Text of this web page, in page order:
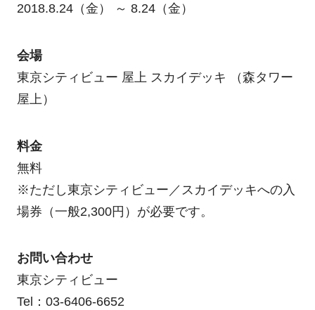
2018.8.24（金） ～ 8.24（金）
会場
東京シティビュー 屋上 スカイデッキ （森タワー
屋上）
料金
無料
※ただし東京シティビュー／スカイデッキへの入
場券（一般2,300円）が必要です。
お問い合わせ
東京シティビュー
Tel：03-6406-6652